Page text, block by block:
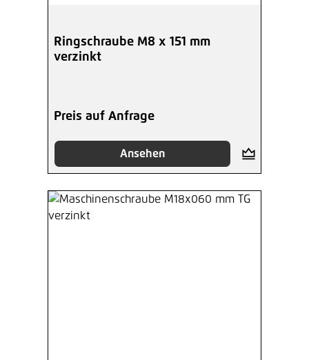
Ringschraube M8 x 151 mm
verzinkt
Preis auf Anfrage
Ansehen